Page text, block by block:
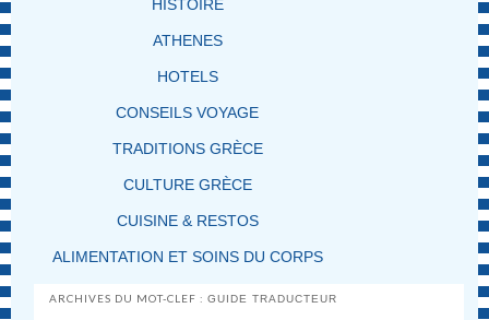
HISTOIRE
ATHENES
HOTELS
CONSEILS VOYAGE
TRADITIONS GRÈCE
CULTURE GRÈCE
CUISINE & RESTOS
ALIMENTATION ET SOINS DU CORPS
ARCHIVES DU MOT-CLEF :GUIDE TRADUCTEUR